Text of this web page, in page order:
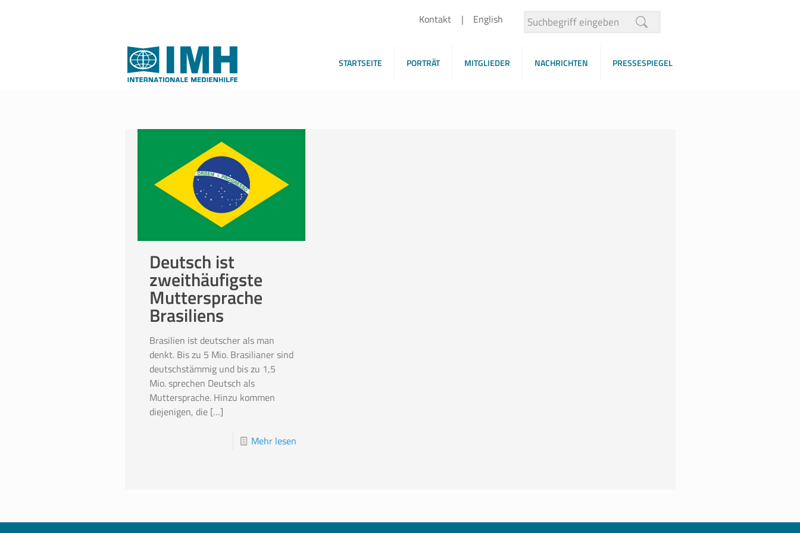
Kontakt English
STARTSEITE PORTRÄT MITGLIEDER NACHRICHTEN PRESSESPIEGEL
Deutsch ist
zweithäufigste
Muttersprache
Brasiliens
Brasilien ist deutscher als man
denkt. Bis zu 5 Mio. Brasilianer sind
deutschstämmig und bis zu 1,5
Mio. sprechen Deutsch als
Muttersprache. Hinzu kommen
diejenigen, die[…]
Mehr lesen